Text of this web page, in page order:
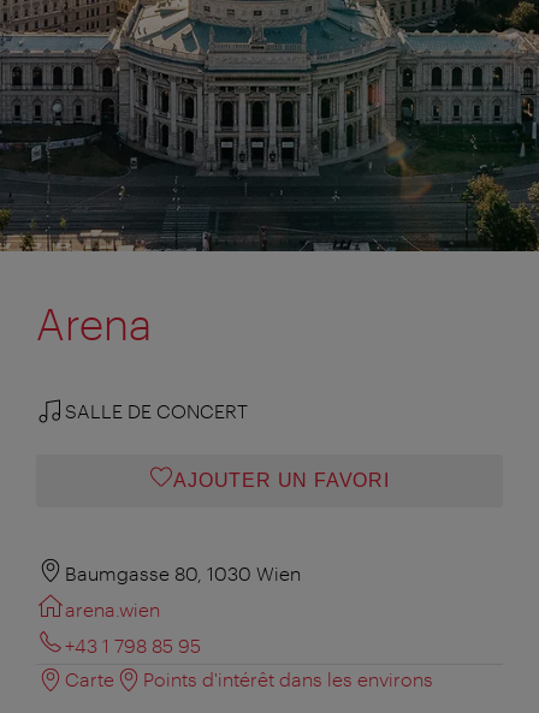
Arena
SALLE DE CONCERT
AJOUTER UN FAVORI
Baumgasse 80, 1030 Wien
arena.wien
+43 1 798 85 95
Carte
Points d'intérêt dans les environs